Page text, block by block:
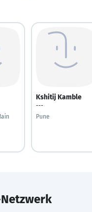
Kshitij Kamble
---
Pune
Netzwerk